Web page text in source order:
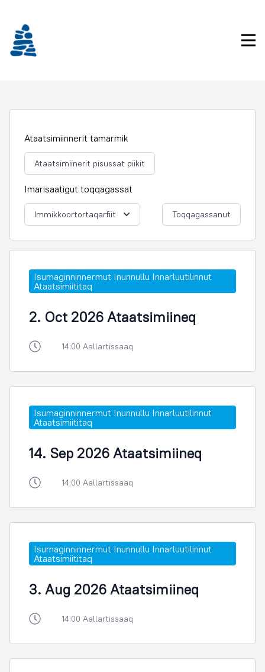
Ataatsimiinnerit tamarmik
Ataatsimiinerit pisussat piikit
Imarisaatigut toqqagassat
Immikkoortortaqarfiit Toqqagassanut
Isumaginninnermut Inunnullu Innarluutilinnut
Ataatsimiititaq
2. Oct 2026 Ataatsimiineq
14:00 Aallartissaaq
Isumaginninnermut Inunnullu Innarluutilinnut
Ataatsimiititaq
14. Sep 2026 Ataatsimiineq
14:00 Aallartissaaq
Isumaginninnermut Inunnullu Innarluutilinnut
Ataatsimiititaq
3. Aug 2026 Ataatsimiineq
14:00 Aallartissaaq